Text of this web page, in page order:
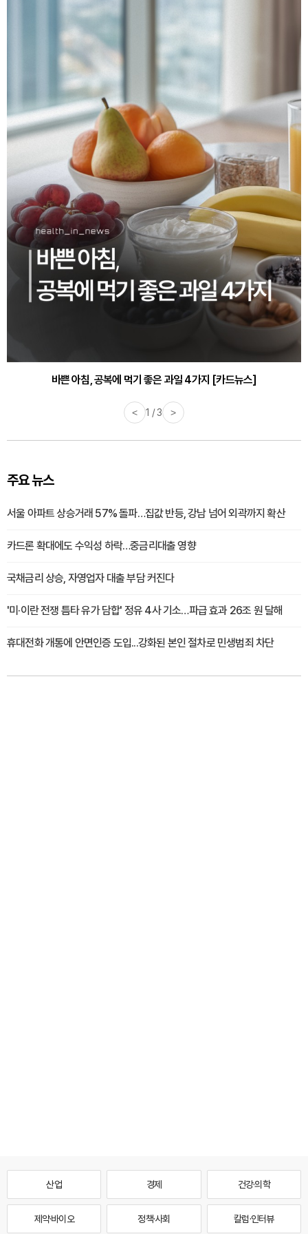
바쁜 아침, 공복에 먹기 좋은 과일 4가지 [카드뉴스]
< 1 / 3 >
주요 뉴스
서울 아파트 상승거래 57% 돌파…집값 반등, 강남 넘어 외곽까지 확산
카드론 확대에도 수익성 하락…중금리대출 영향
국채금리 상승, 자영업자 대출 부담 커진다
'미·이란 전쟁 틈타 유가 담합' 정유 4사 기소…파급 효과 26조 원 달해
휴대전화 개통에 안면인증 도입...강화된 본인 절차로 민생범죄 차단
산업 경제 건강·의학
제약·바이오 정책·사회 칼럼·인터뷰